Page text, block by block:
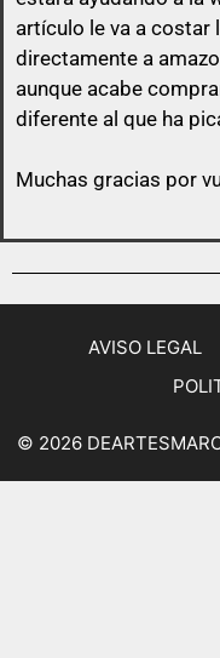
artículo le va a costar
directamente a
aunque acabe
diferente al que ha
Muchas gracias por
AVISO LEGAL
© 2026